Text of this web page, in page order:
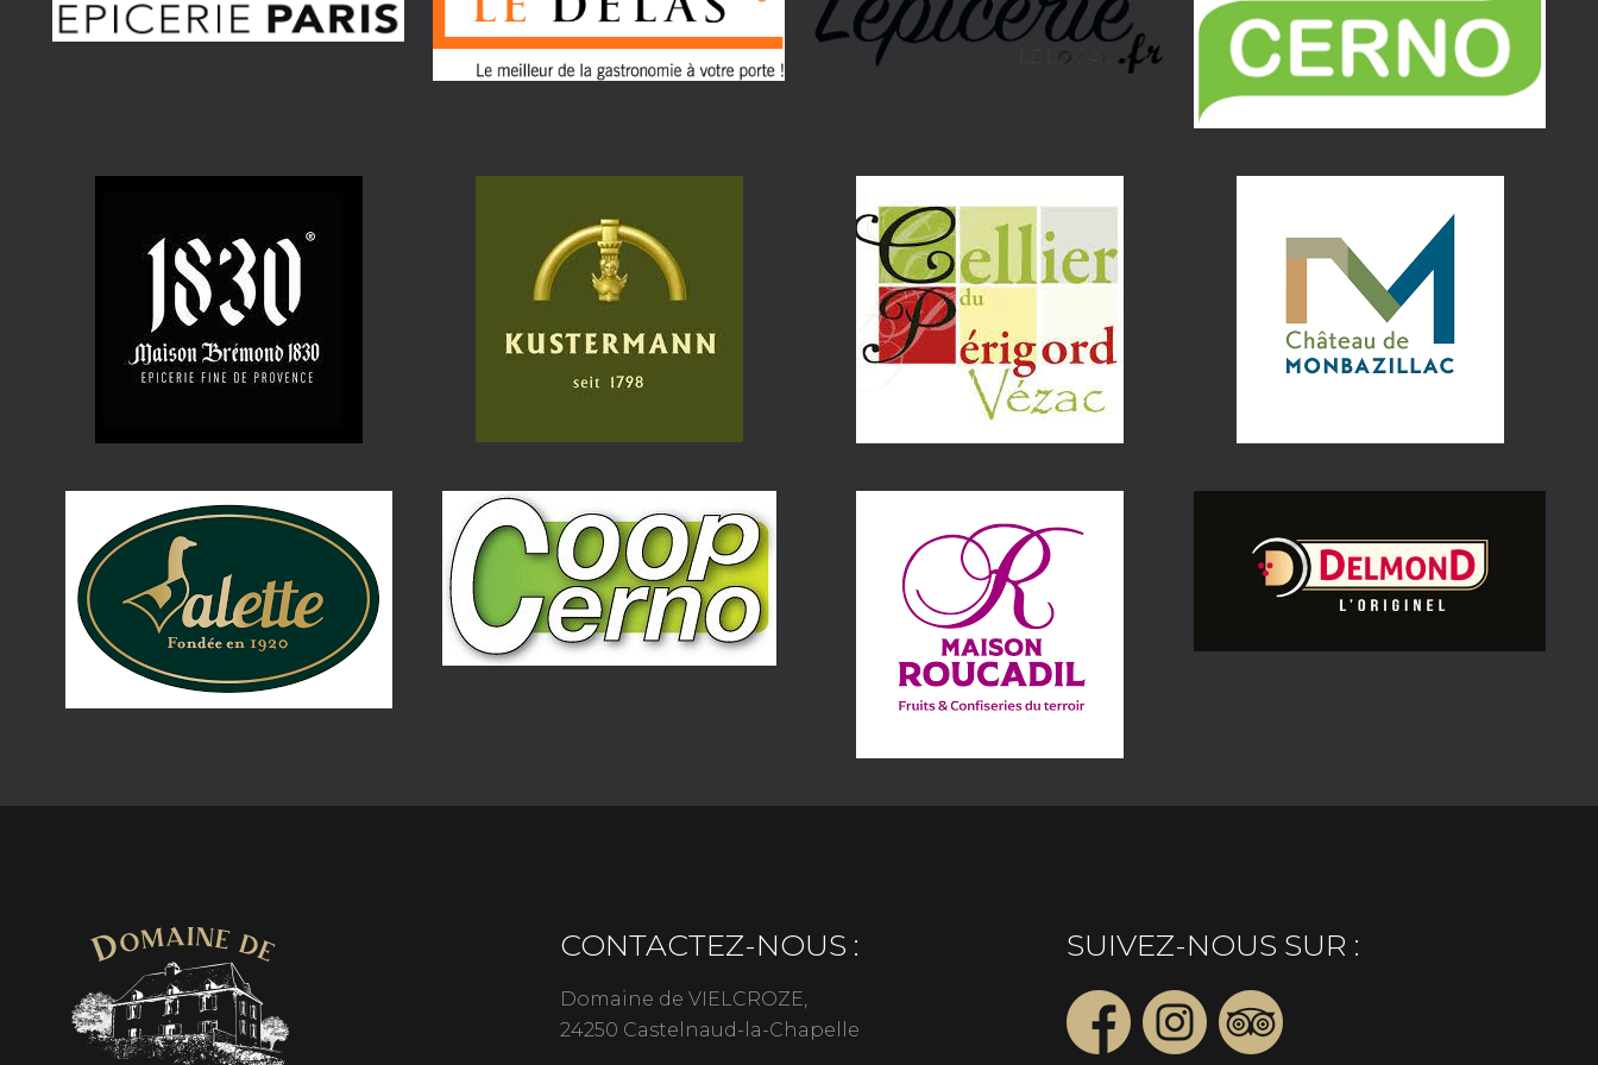
CONTACTEZ-NOUS :
Domaine de VIELCROZE,
24250 Castelnaud-la-Chapelle
SUIVEZ-NOUS SUR :